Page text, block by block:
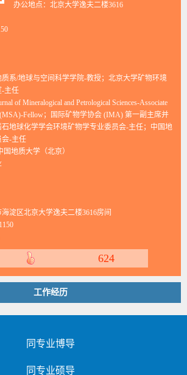
办公地点：北京大学逸夫二楼3616
系/地球与空间科学学院-教授；北京大学矿物环境
-主任
of Mineralogical and Petrological Sciences-Associate
Fellow；国际矿物学协会 (IMA) 第一副主席并
地球化学学会环境矿物学专业委员会-主任；中国地
会-主任
地质大学（北京）
淀区北京大学逸夫二楼3616房间
624
工作经历
同专业博导
同专业硕导